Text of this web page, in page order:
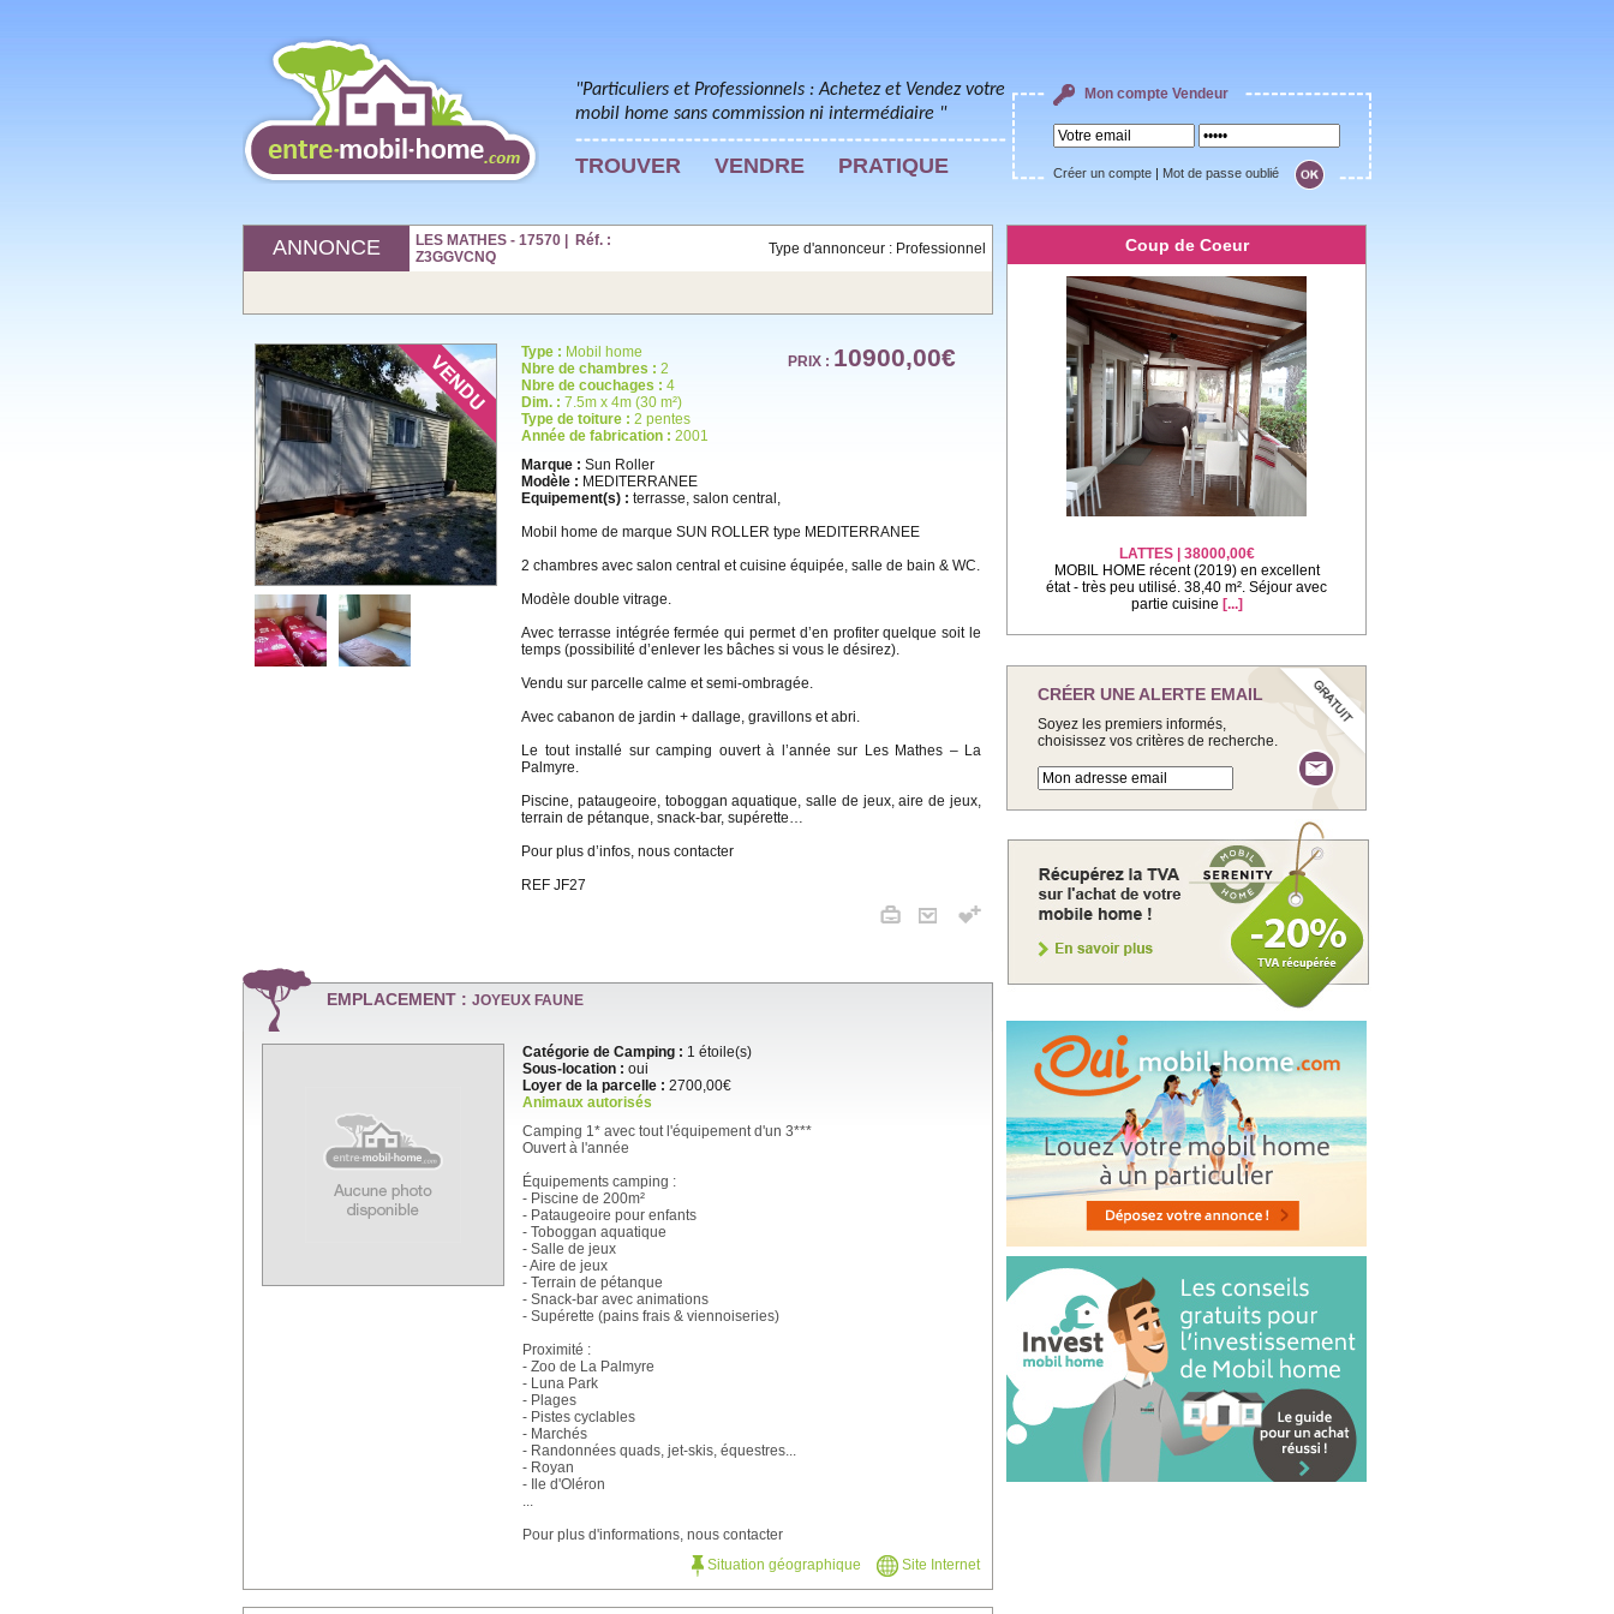
"Particuliers et Professionnels : Achetez et Vendez votre
mobil home sans commission ni intermédiaire "
TROUVER VENDRE PRATIQUE
Mon compte Vendeur
Créer un compte Mot de passe oublié
ANNONCE
LES MATHES - 17570 | Réf. :
Z3GGVCNQ
Type d'annonceur : Professionnel
Type : Mobil home
Nbre de chambres : 2
Nbre de couchages : 4
Dim. : 7.5m x 4m (30 m²)
Type de toiture : 2 pentes
Année de fabrication : 2001
PRIX : 10900,00€
Marque : Sun Roller
Modèle : MEDITERRANEE
Equipement(s) : terrasse, salon central,
Mobil home de marque SUN ROLLER type MEDITERRANEE
2 chambres avec salon central et cuisine équipée, salle de bain & WC.
Modèle double vitrage.
Avec terrasse intégrée fermée qui permet d’en profiter quelque soit le
temps (possibilité d’enlever les bâches si vous le désirez).
Vendu sur parcelle calme et semi-ombragée.
Avec cabanon de jardin + dallage, gravillons et abri.
Le tout installé sur camping ouvert à l’année sur Les Mathes – La
Palmyre.
Piscine, pataugeoire, toboggan aquatique, salle de jeux, aire de jeux,
terrain de pétanque, snack-bar, supérette…
Pour plus d’infos, nous contacter
REF JF27
EMPLACEMENT : JOYEUX FAUNE
Catégorie de Camping : 1 étoile(s)
Sous-location : oui
Loyer de la parcelle : 2700,00€
Animaux autorisés
Camping 1* avec tout l'équipement d'un 3***
Ouvert à l'année
Équipements camping :
- Piscine de 200m²
- Pataugeoire pour enfants
- Toboggan aquatique
- Salle de jeux
- Aire de jeux
- Terrain de pétanque
- Snack-bar avec animations
- Supérette (pains frais & viennoiseries)
Proximité :
- Zoo de La Palmyre
- Luna Park
- Plages
- Pistes cyclables
- Marchés
- Randonnées quads, jet-skis, équestres...
- Royan
- Ile d'Oléron
...
Pour plus d'informations, nous contacter
Situation géographique
Site Internet
Coup de Coeur
LATTES | 38000,00€
MOBIL HOME récent (2019) en excellent
état - très peu utilisé. 38,40 m². Séjour avec
partie cuisine [...]
CRÉER UNE ALERTE EMAIL
Soyez les premiers informés,
choisissez vos critères de recherche.